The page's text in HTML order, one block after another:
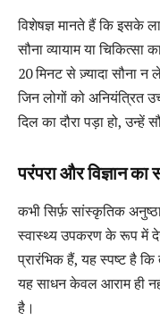
विशेषज्ञ मानते हैं कि इसके
सौना व्यायाम या
20 मिनट से ज़्यादा सौना न
जिन लोगों को अनियंत्रित
दिल का दौरा पड़ा हो, उन्हें
परंपरा और विज्ञान का
कभी सिर्फ़ सांस्कृतिक
स्वास्थ्य उपकरण के रूप में
प्रारंभिक हैं, यह स्पष्ट है कि
यह साधन केवल आराम ही
है।